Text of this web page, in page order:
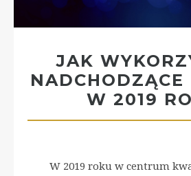
JAK
NADCHODZĄCE
W 2019
W 2019 roku w centrum